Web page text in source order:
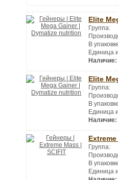
Elite
Группа:
В
Единица
Наличие:
Elite
Группа:
В
Единица
Наличие:
Группа:
В
Единица